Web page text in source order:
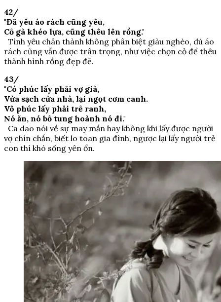
42/
"Đã yêu áo rách cũng yêu,
Cỏ gà khéo lựa, cũng thêu lên rồng."
Tình yêu chân thành không phân biệt giàu nghèo, dù áo
rách cũng vẫn được trân trọng, như việc chọn cỏ để thêu
thành hình rồng đẹp đẽ.
43/
"Có phúc lấy phải vợ già,
Vừa sạch cửa nhà, lại ngọt cơm canh.
Vô phúc lấy phải trẻ ranh,
Nó ăn, nó bỏ tung hoành nó đi."
Ca dao nói về sự may mắn hay không khi lấy được người
vợ chín chắn, biết lo toan gia đình, ngược lại lấy người trẻ
con thì khó sống yên ổn.